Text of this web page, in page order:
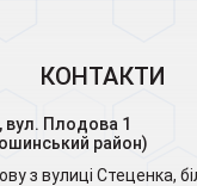
КОНТАКТИ
вул. Плодова 1
район)
з вулиці Стеценка,